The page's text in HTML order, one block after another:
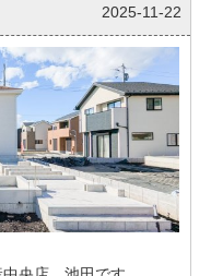
ている物件はほぼ全て
ございましたら、ぜひ
2025-11-22